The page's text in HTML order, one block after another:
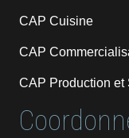
CAP Cuisine
CAP
CAP Production et